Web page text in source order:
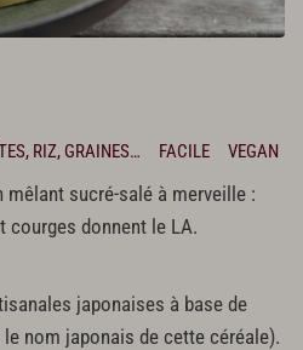
RIZ, GRAINES… FACILE VEGAN
mêlant sucré-salé à merveille :
courges donnent le LA.
japonaises à base de
nom japonais de cette céréale).